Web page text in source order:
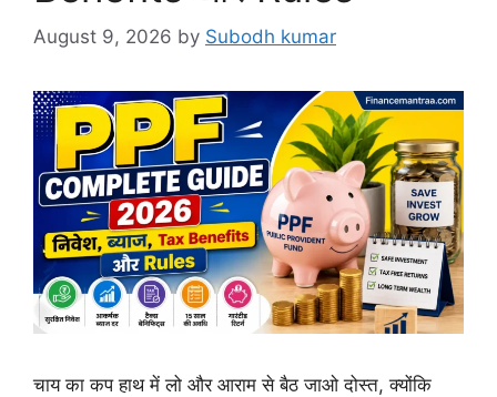
August 9, 2026 by Subodh kumar
चाय का कप हाथ में लो और आराम से बैठ जाओ दोस्त, क्योंकि